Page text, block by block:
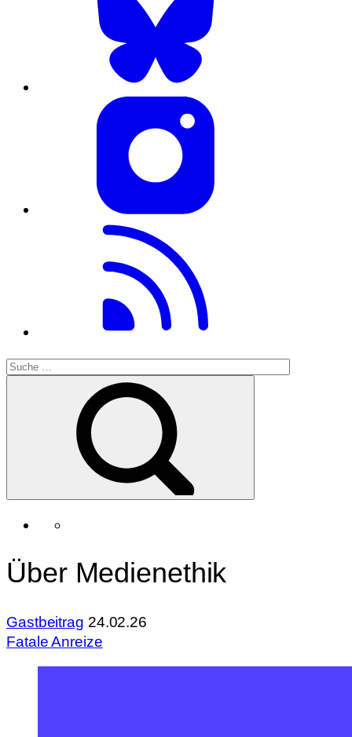
Über Medienethik
Gastbeitrag 24.02.26
Fatale Anreize